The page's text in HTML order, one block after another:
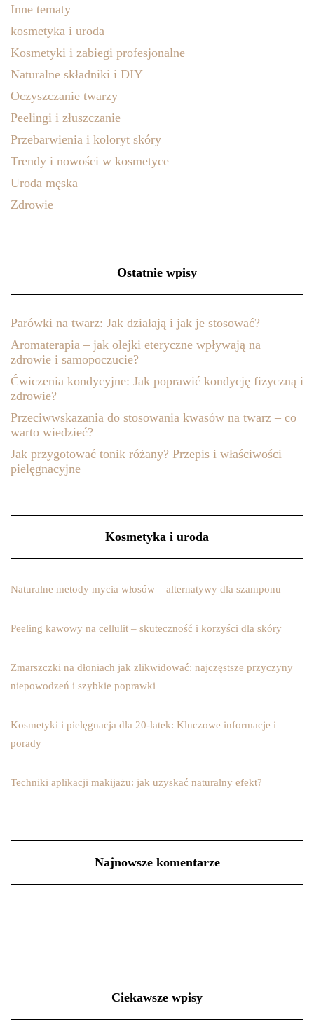
Inne tematy
kosmetyka i uroda
Kosmetyki i zabiegi profesjonalne
Naturalne składniki i DIY
Oczyszczanie twarzy
Peelingi i złuszczanie
Przebarwienia i koloryt skóry
Trendy i nowości w kosmetyce
Uroda męska
Zdrowie
Ostatnie wpisy
Parówki na twarz: Jak działają i jak je stosować?
Aromaterapia – jak olejki eteryczne wpływają na
zdrowie i samopoczucie?
Ćwiczenia kondycyjne: Jak poprawić kondycję fizyczną i
zdrowie?
Przeciwwskazania do stosowania kwasów na twarz – co
warto wiedzieć?
Jak przygotować tonik różany? Przepis i właściwości
pielęgnacyjne
Kosmetyka i uroda
Naturalne metody mycia włosów – alternatywy dla szamponu
Peeling kawowy na cellulit – skuteczność i korzyści dla skóry
Zmarszczki na dłoniach jak zlikwidować: najczęstsze przyczyny
niepowodzeń i szybkie poprawki
Kosmetyki i pielęgnacja dla 20-latek: Kluczowe informacje i
porady
Techniki aplikacji makijażu: jak uzyskać naturalny efekt?
Najnowsze komentarze
Ciekawsze wpisy